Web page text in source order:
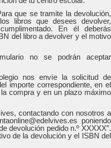
que se tramite la devolución,
libros que desees devolver,
En él deberás
del libro a devolver y el motivo
no se podrán aceptar
nos envíe la solicitud de
importe correspondiente, en el
compra y en un plazo máximo
contactando con nosotros a
poniendo
devolución pedido n.º XXXXX”.
de la devolución y el ISBN del